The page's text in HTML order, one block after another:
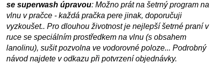
se superwash úpravou: Možno prát na šetrný program na
vlnu v pračce - každá pračka pere jinak, doporučuji
vyzkoušet.. Pro dlouhou životnost je nejlepší šetrné praní v
ruce se speciálním prostředkem na vlnu (s obsahem
lanolinu), sušit pozvolna ve vodorovné poloze... Podrobný
návod najdete v odkazu při potvrzení objednávky.